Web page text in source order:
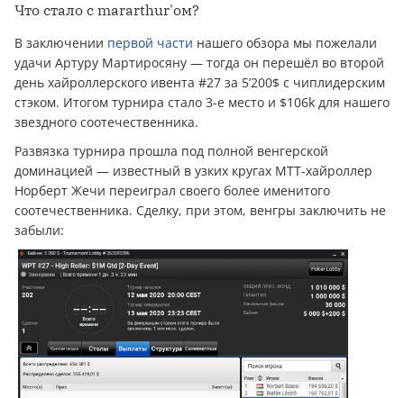
Что стало с mararthur'ом?
В заключении первой части нашего обзора мы пожелали
удачи Артуру Мартиросяну — тогда он перешёл во второй
день хайроллерского ивента #27 за 5’200$ с чиплидерским
стэком. Итогом турнира стало 3-е место и $106k для нашего
звездного соотечественника.
Развязка турнира прошла под полной венгерской
доминацией — известный в узких кругах МТТ-хайроллер
Норберт Жечи переиграл своего более именитого
соотечественника. Сделку, при этом, венгры заключить не
забыли: